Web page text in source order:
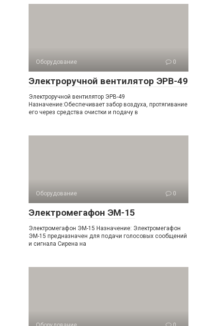
Оборудование 0
Электроручной вентилятор ЭРВ-49
Электроручной вентилятор ЭРВ-49
Назначение:Обеспечивает забор воздуха, протягивание
его через средства очистки и подачу в
Оборудование 0
Электромегафон ЭМ-15
Электромегафон ЭМ-15 Назначение: Электромегафон
ЭМ-15 предназначен для подачи голосовых сообщений
и сигнала Сирена на